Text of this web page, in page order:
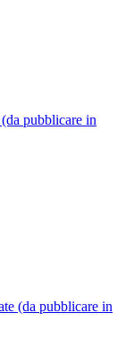
pubblicare in
(da pubblicare in